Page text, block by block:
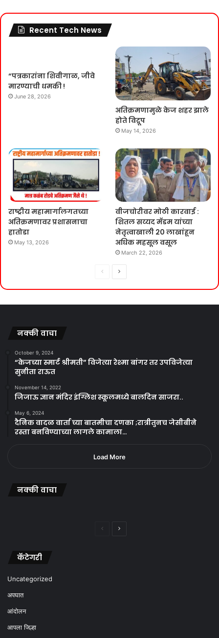
Recent Tech News
“पत्रकारांना शिवीगाळ, जीवे
मारण्याची धमकी !
June 28, 2026
अतिक्रमणामुळे केज शहर झाले
होते विद्रूप
May 14, 2026
राष्ट्रीय महामार्गालगतच्या
अतिक्रमणावर प्रशासनाचा
हातोडा
May 13, 2026
वीजचोरीवर मोठी कारवाई :
शितल सय्यद मॅडम यांच्या
नेतृत्वाखाली 20 लाखांहून
अधिक महसूल वसूल
March 22, 2026
PreviousNext
नक्की वाचा
October 9, 2024
“केजच्या स्मार्ट श्रीमती” विजेत्या रेश्मा बांगर तर उपविजेत्या
सुनीता राऊत
November 14, 2022
जिजाऊ ज्ञान मंदिर इंग्लिश स्कूलमध्ये बालदिन साजरा..
May 6, 2024
दैनिक वादळ वार्ता च्या बातमीचा दणका ;रात्रीतुनच जेसीबीने
रस्ता बनविण्याच्या लागले कामाला…
Load More
नक्की वाचा
PreviousNext
कॅटेगरी
Uncategorized
अपघात
आंदोलन
आपला जिल्हा